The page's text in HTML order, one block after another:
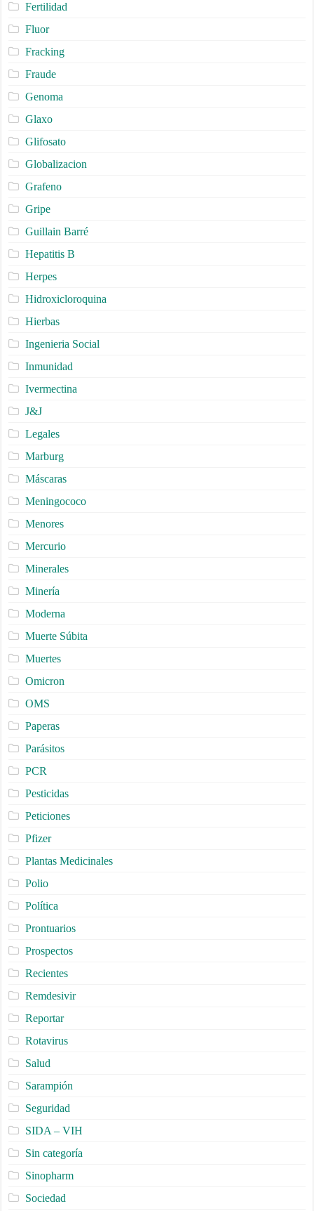
Fertilidad
Fluor
Fracking
Fraude
Genoma
Glaxo
Glifosato
Globalizacion
Grafeno
Gripe
Guillain Barré
Hepatitis B
Herpes
Hidroxicloroquina
Hierbas
Ingenieria Social
Inmunidad
Ivermectina
J&J
Legales
Marburg
Máscaras
Meningococo
Menores
Mercurio
Minerales
Minería
Moderna
Muerte Súbita
Muertes
Omicron
OMS
Paperas
Parásitos
PCR
Pesticidas
Peticiones
Pfizer
Plantas Medicinales
Polio
Política
Prontuarios
Prospectos
Recientes
Remdesivir
Reportar
Rotavirus
Salud
Sarampión
Seguridad
SIDA – VIH
Sin categoría
Sinopharm
Sociedad